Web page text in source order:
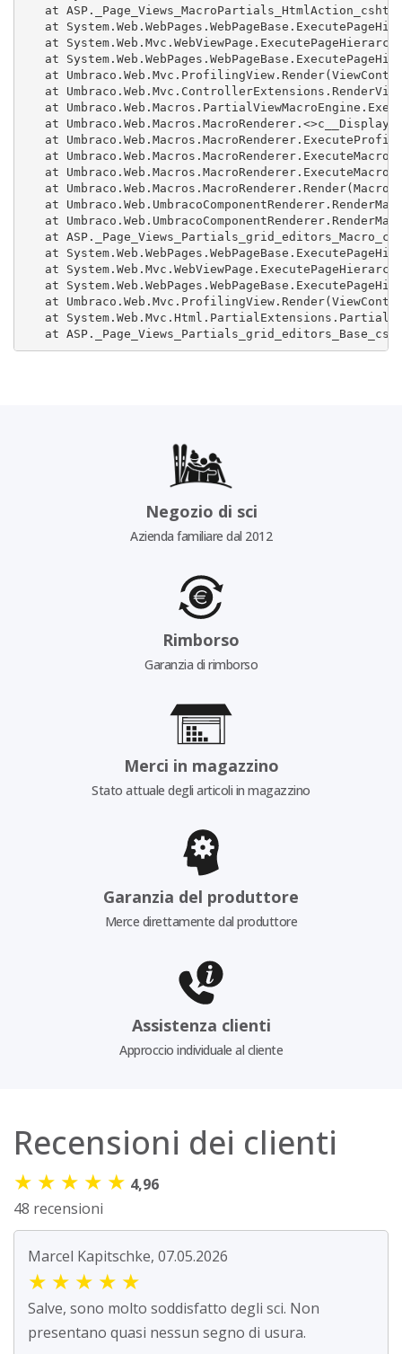
at
at
at
at
at
at
at
at
at
at
at
at
at
at
at
at
at
at
at
at
at
Negozio di sci
Azienda familiare dal 2012
Rimborso
Garanzia di rimborso
Merci in magazzino
Stato attuale degli articoli in magazzino
Garanzia del produttore
Merce direttamente dal produttore
Assistenza clienti
Approccio individuale al cliente
Recensioni dei clienti
★ ★ ★ ★ ★ 4,96
48 recensioni
Marcel Kapitschke, 07.05.2026
★ ★ ★ ★ ★
Salve, sono molto soddisfatto degli sci. Non
presentano quasi nessun segno di usura.